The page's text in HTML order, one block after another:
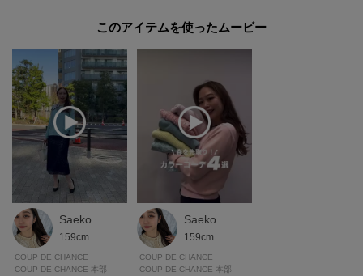
このアイテムを使ったムービー
Saeko
159cm
COUP DE CHANCE
COUP DE CHANCE 本部
Saeko
159cm
COUP DE CHANCE
COUP DE CHANCE 本部